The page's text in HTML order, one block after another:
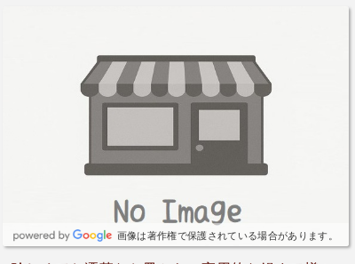
画像は著作権で保護されている場合があります。